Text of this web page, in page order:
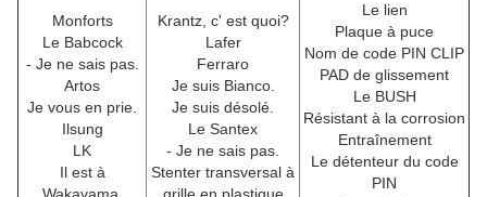
Monforts
Le Babcock
- Je ne sais pas.
Artos
Je vous en prie.
Ilsung
LK
Il est à
Krantz, c' est quoi?
Lafer
Ferraro
Je suis Bianco.
Je suis désolé.
Le Santex
- Je ne sais pas.
Stenter transversal à
Le lien
Plaque à puce
Nom de code PIN CLIP
PAD de glissement
Le BUSH
Résistant à la corrosion
Entraînement
Le détenteur du code
PIN